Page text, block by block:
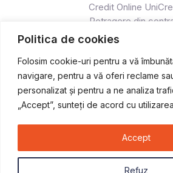
Politica de cookies
Folosim cookie-uri pentru a vă
navigare, pentru a vă oferi reclame
personalizat și pentru a ne analiza
„Accept”, sunteți de acord cu
Refuz
Accept
Credit Online
Retragere din
Copyright © 2026 Atv &